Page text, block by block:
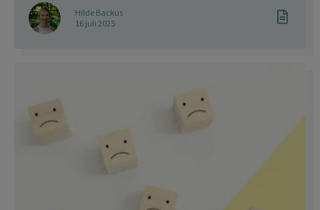
Hilde Backus
16 juli 2025